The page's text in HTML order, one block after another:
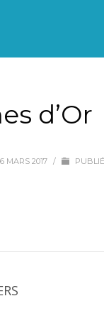
d’Or
MARS 2017 /